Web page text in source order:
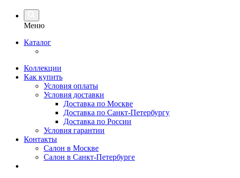
Меню
Каталог
Коллекции
Как купить
Условия оплаты
Условия доставки
Доставка по Москве
Доставка по Санкт-Петербургу
Доставка по России
Условия гарантии
Контакты
Салон в Москве
Салон в Санкт-Петербурге